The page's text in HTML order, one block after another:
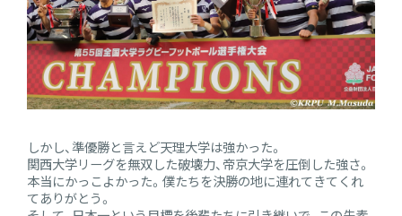
しかし、準優勝と言えど天理大学は強かった。
関西大学リーグを無双した破壊力、帝京大学を圧倒した強さ。
本当にかっこよかった。僕たちを決勝の地に連れてきてくれ
てありがとう。